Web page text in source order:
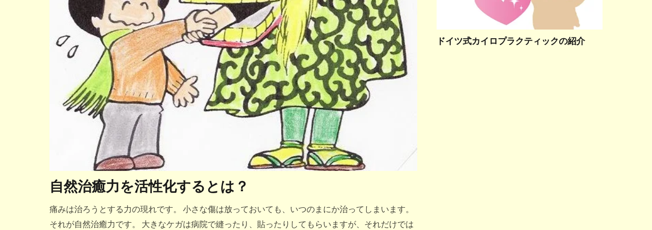
自然治癒力を活性化するとは？
痛みは治ろうとする力の現れです。 小さな傷は放っておいても、いつのまにか治ってしまいます。
それが自然治癒力です。 大きなケガは病院で縫ったり、貼ったりしてもらいますが、それだけでは
ドイツ式カイロプラクティックの紹介